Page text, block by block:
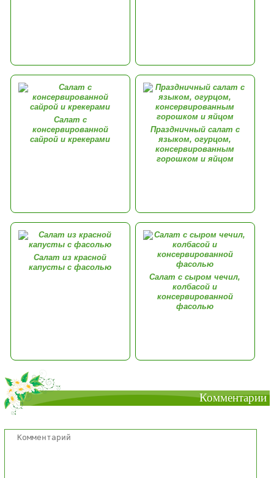
Салат с
консервированной
сайрой и крекерами
Праздничный салат с
языком, огурцом,
консервированным
горошком и яйцом
Салат из красной
капусты с фасолью
Салат с сыром чечил,
колбасой и
консервированной
фасолью
Комментарии